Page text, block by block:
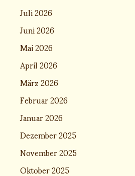
Juli 2026
Juni 2026
Mai 2026
April 2026
März 2026
Februar 2026
Januar 2026
Dezember 2025
November 2025
Oktober 2025